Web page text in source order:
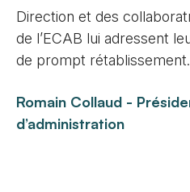
Direction et des
de l’ECAB lui adressent
de prompt rétablissement.
Romain Collaud -
d’administration